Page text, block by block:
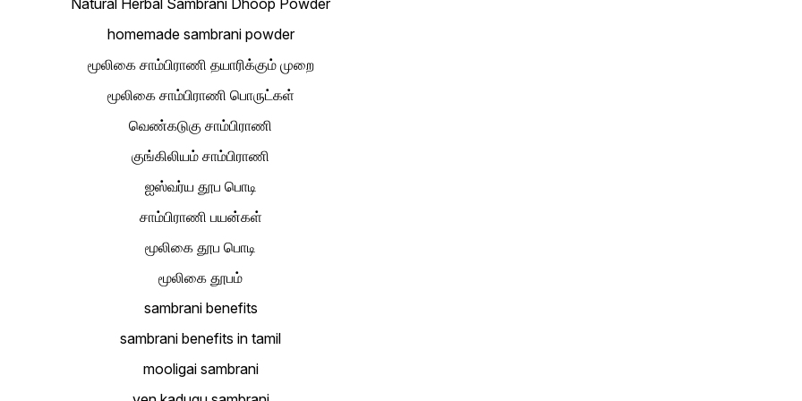
Natural Herbal Sambrani Dhoop Powder
homemade sambrani powder
மூலிகை சாம்பிராணி தயாரிக்கும் முறை
மூலிகை சாம்பிராணி பொருட்கள்
வெண்கடுகு சாம்பிராணி
குங்கிலியம் சாம்பிராணி
ஐஸ்வர்ய தூப பொடி
சாம்பிராணி பயன்கள்
மூலிகை தூப பொடி
மூலிகை தூபம்
sambrani benefits
sambrani benefits in tamil
mooligai sambrani